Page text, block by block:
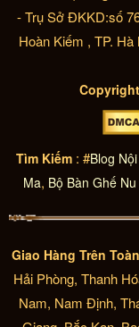
- Trụ Sở ĐKKD:số
Hoàn Kiếm , TP.
Tìm Kiếm : #Blog
Ma, Bộ Bàn Ghế
Giao Hàng Trên
Hải Phòng, Thanh
Nam, Nam Định,